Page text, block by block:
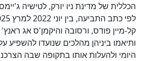
הכללית של מדינת ניו יורק, לטישיה
קל-מיין פודס, ורסובה והיקמן'ס אג
ותיאמו ביניהן מהלכים שנועדו להשפיע
היומי ולהעלות אותו בתקופה שבה